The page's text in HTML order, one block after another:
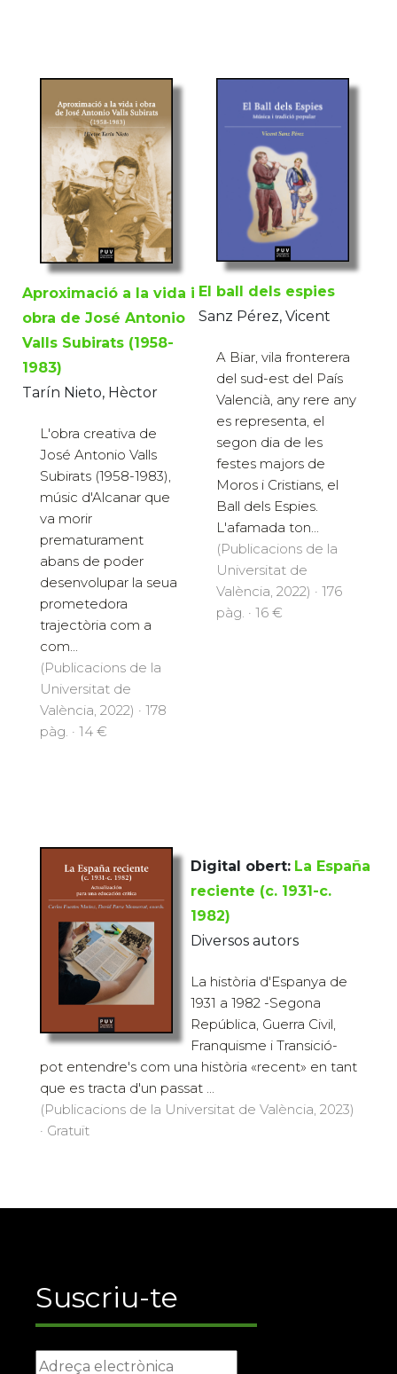
Aproximació a la vida i
obra de José Antonio
Valls Subirats (1958-
1983)
Tarín Nieto, Hèctor
L'obra creativa de
José Antonio Valls
Subirats (1958-1983),
músic d'Alcanar que
va morir
prematurament
abans de poder
desenvolupar la seua
prometedora
trajectòria com a
com...
(Publicacions de la
Universitat de
València, 2022) · 178
pàg. · 14 €
El ball dels espies
Sanz Pérez, Vicent
A Biar, vila fronterera
del sud-est del País
Valencià, any rere any
es representa, el
segon dia de les
festes majors de
Moros i Cristians, el
Ball dels Espies.
L'afamada ton...
(Publicacions de la
Universitat de
València, 2022) · 176
pàg. · 16 €
Digital obert: La España
reciente (c. 1931-c.
1982)
Diversos autors
La història d'Espanya de
1931 a 1982 -Segona
República, Guerra Civil,
Franquisme i Transició-
pot entendre's com una història «recent» en tant
que es tracta d'un passat ...
(Publicacions de la Universitat de València, 2023)
· Gratuït
Suscriu-te